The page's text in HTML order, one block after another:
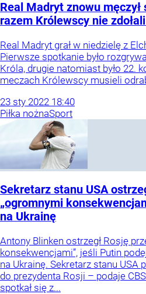
Real Madryt znowu męczył
razem Królewscy nie
Real Madryt grał w niedzielę z
Pierwsze spotkanie było
Króla, drugie natomiast było 22.
meczach Królewscy musieli
23 sty 2022 18:40
Piłka nożnaSport
Sekretarz stanu USA
„ogromnymi
na Ukrainę
Antony Blinken ostrzegł Rosję
konsekwencjami”, jeśli Putin
na Ukrainę. Sekretarz stanu USA
do prezydenta Rosji – podaje
spotkał się z...